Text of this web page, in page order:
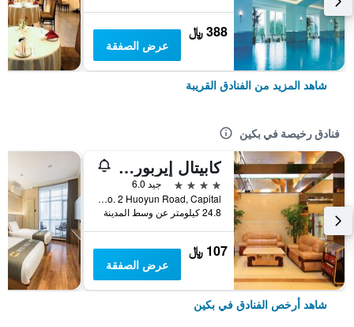
388 ﷼
عرض الصفقة
شاهد المزيد من الفنادق القريبة
فنادق رخيصة في بكين
كابيتال إيربورت إنترناشونال هوتل
4 نجوم
جيد 6.0
No. 2 Huoyun Road, Capital, بكين, الصين
24.8 كيلومتر عن وسط المدينة
107 ﷼
عرض الصفقة
شاهد أرخص الفنادق في بكين